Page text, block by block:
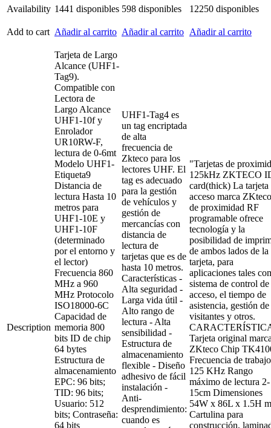
Availability 1441 disponibles 598 disponibles 12250 disponibles
Add to cart Añadir al carrito Añadir al carrito Añadir al carrito
Description
Tarjeta de Largo
Alcance (UHF1-
Tag9).
Compatible con
Lectora de
Largo Alcance
UHF1-10f y
Enrolador
UR10RW-F,
lectura de 0-6mt
Modelo UHF1-
Etiqueta9
Distancia de
lectura Hasta 10
metros para
UHF1-10E y
UHF1-10F
(determinado
por el entorno y
el lector)
Frecuencia 860
MHz a 960
MHz Protocolo
ISO18000-6C
Capacidad de
memoria 800
bits ID de chip
64 bytes
Estructura de
almacenamiento
EPC: 96 bits;
TID: 96 bits;
Usuario: 512
bits; Contraseña:
64 bits
UHF1-Tag4 es
un tag encriptada
de alta
frecuencia de
Zkteco para los
lectores UHF. El
tag es adecuado
para la gestión
de vehículos y
gestión de
mercancías con
distancia de
lectura de
tarjetas que es de
hasta 10 metros.
Características -
Alta seguridad -
Larga vida útil -
Alto rango de
lectura - Alta
sensibilidad -
Estructura de
almacenamiento
flexible - Diseño
adhesivo de fácil
instalación -
Anti-
desprendimiento:
cuando es
"Tarjetas de
125kHz ZKTECO
card(thick) La tarjeta
acceso marca ZKteco
de proximidad RF
programable ofrece
tecnología y la
posibilidad de
de ambos lados de la
tarjeta, para
aplicaciones tales
sistema de control de
acceso, el tiempo de
asistencia, gestión de
visitantes y otros.
Tarjeta original
ZKteco Chip
Frecuencia de trabajo
125 KHz Rango
máximo de lectura 2-
15cm Dimensiones
54W x 86L x 1.5H
Cartulina para
construcción,